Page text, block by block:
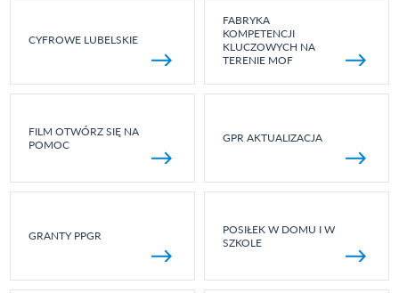
CYFROWE LUBELSKIE
FABRYKA
KOMPETENCJI
KLUCZOWYCH NA
TERENIE MOF
FILM OTWÓRZ SIĘ NA
POMOC
GPR AKTUALIZACJA
GRANTY PPGR
POSIŁEK W DOMU I W
SZKOLE